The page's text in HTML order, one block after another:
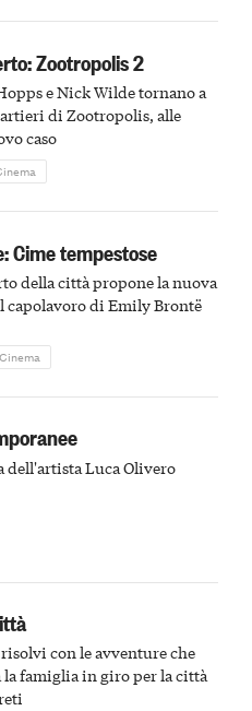
Zootropolis 2
e Nick Wilde tornano a
di Zootropolis, alle
caso
Cime tempestose
della città propone la nuova
capolavoro di Emily Brontë
Luca Olivero
con le avventure che
famiglia in giro per la città